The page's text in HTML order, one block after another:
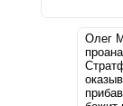
Олег